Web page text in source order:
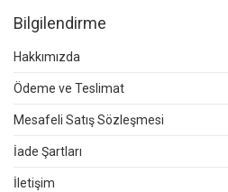
Bilgilendirme
Hakkımızda
Ödeme ve Teslimat
Mesafeli Satış Sözleşmesi
İade Şartları
İletişim